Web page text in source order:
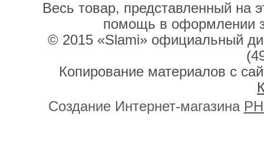
Весь товар, представленный на
помощь в оформлении
© 2015 «Slami» официальный
Копирование материалов с
Создание Интернет-магазина